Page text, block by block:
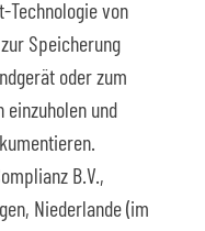
Technologie von
Speicherung
oder zum
einzuholen und
B.V.,
Niederlande (im